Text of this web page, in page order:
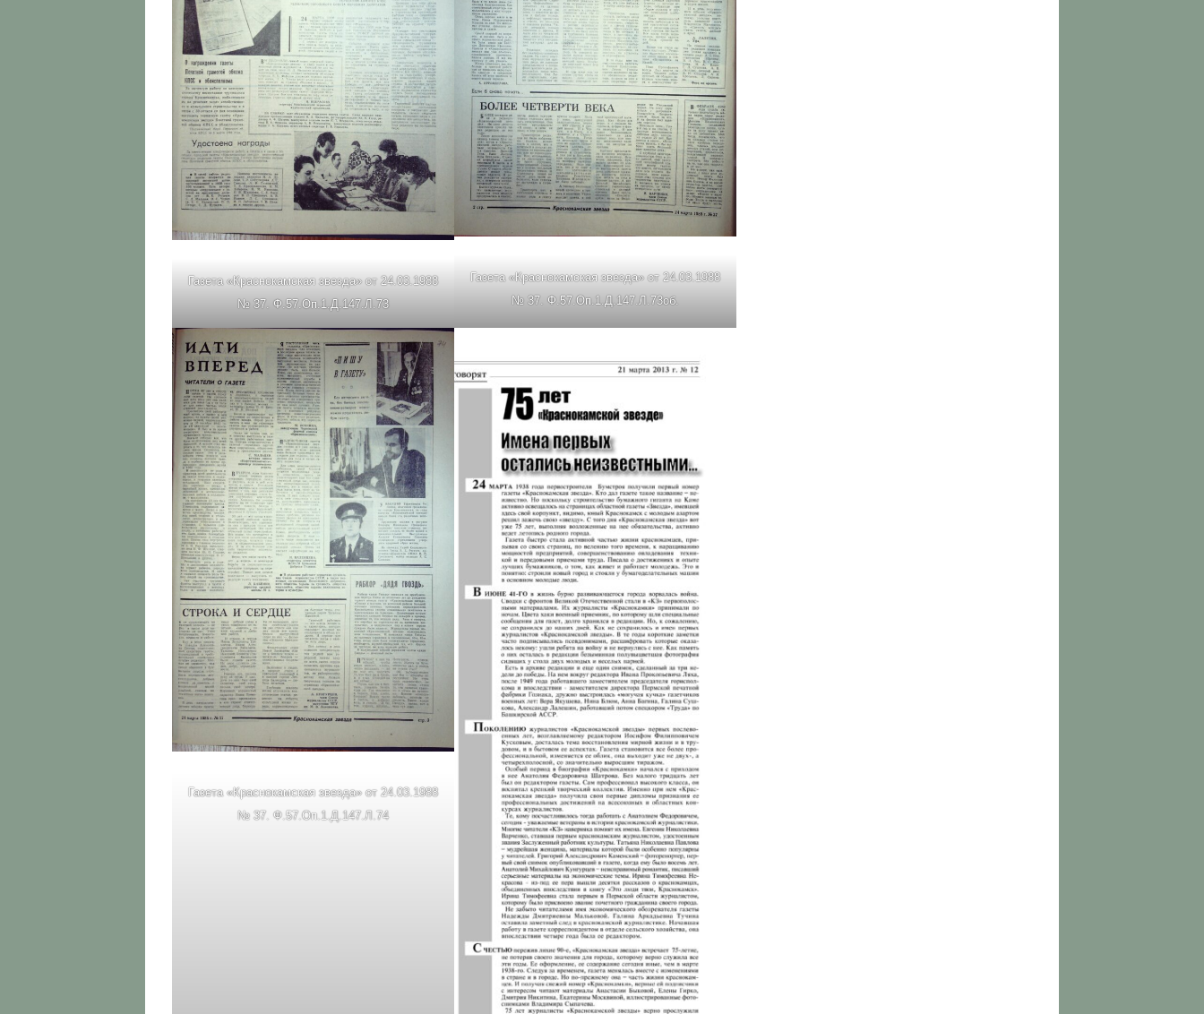
Газета «Краснокамская звезда» от 24.03.1988
№ 37. Ф.57.Оп.1.Д.147.Л.73
Газета «Краснокамская звезда» от 24.03.1988
№ 37. Ф.57.Оп.1.Д.147.Л.73об.
Газета «Краснокамская звезда» от 24.03.1988
№ 37. Ф.57.Оп.1.Д.147.Л.74